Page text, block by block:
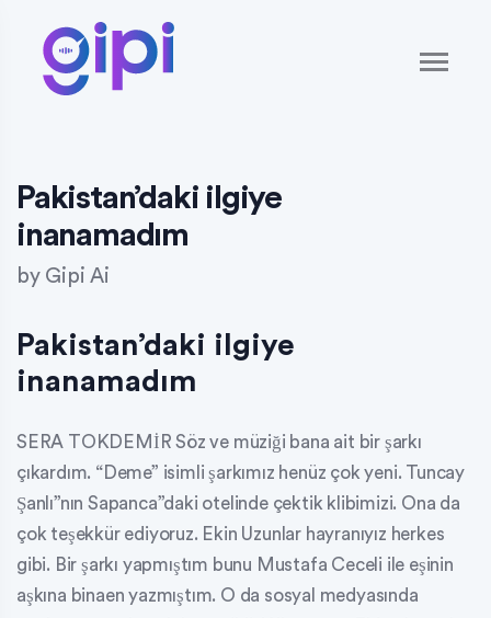
Pakistan’daki ilgiye
inanamadım
by Gipi Ai
Pakistan’daki ilgiye
inanamadım
SERA TOKDEMİR Söz ve müziği bana ait bir şarkı
çıkardım. “Deme” isimli şarkımız henüz çok yeni. Tuncay
Şanlı”nın Sapanca”daki otelinde çektik klibimizi. Ona da
çok teşekkür ediyoruz. Ekin Uzunlar hayranıyız herkes
gibi. Bir şarkı yapmıştım bunu Mustafa Ceceli ile eşinin
aşkına binaen yazmıştım. O da sosyal medyasında